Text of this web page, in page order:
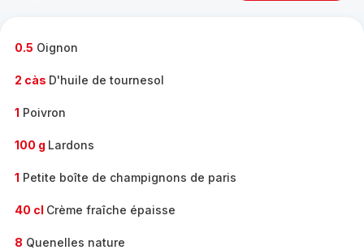
0.5 Oignon
2 càs D'huile de tournesol
1 Poivron
100 g Lardons
1 Petite boîte de champignons de paris
40 cl Crème fraîche épaisse
8 Quenelles nature